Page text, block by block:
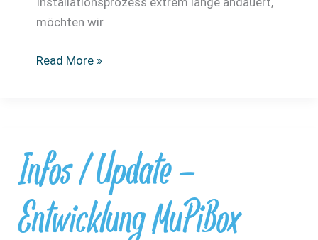
möchten wir
Pimp
schneller
Netzwerkkarte
Read More »
Infos / Update –
Entwicklung MuPiBox